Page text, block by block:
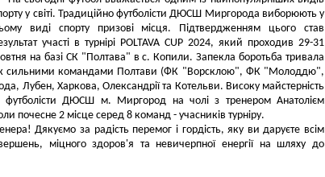
у світі. Традиційно футболісти ДЮСШ Миргорода виборюють у
виді спорту призові місця. Підтвердженням цього став
участі в турнірі POLTAVA CUP 2024, який проходив 29-31
на базі СК "Полтава" в с. Копили. Запекла боротьба тривала
сильними командами Полтави (ФК "Ворсклою", ФК "Молоддю",
Лубен, Харкова, Олександрії та Котельви. Високу майстерність
футболісти ДЮСШ м. Миргород на чолі з тренером Анатолієм
почесне 2 місце серед 8 команд - учасників турніру.
Дякуємо за радість перемог і гордість, яку ви даруєте всім
міцного здоров'я та невичерпної енергії на шляху до